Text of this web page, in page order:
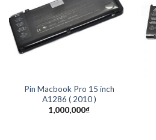
Pin Macbook Pro 15 inch
A1286 ( 2010 )
1,000,000₫